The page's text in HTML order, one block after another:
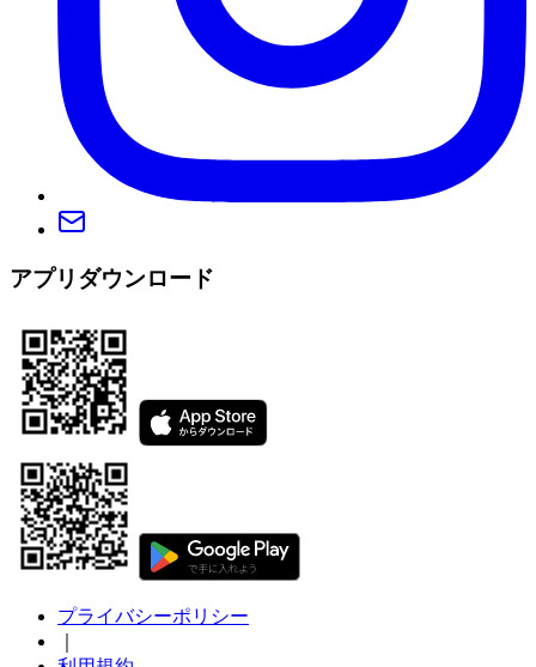
アプリダウンロード
プライバシーポリシー